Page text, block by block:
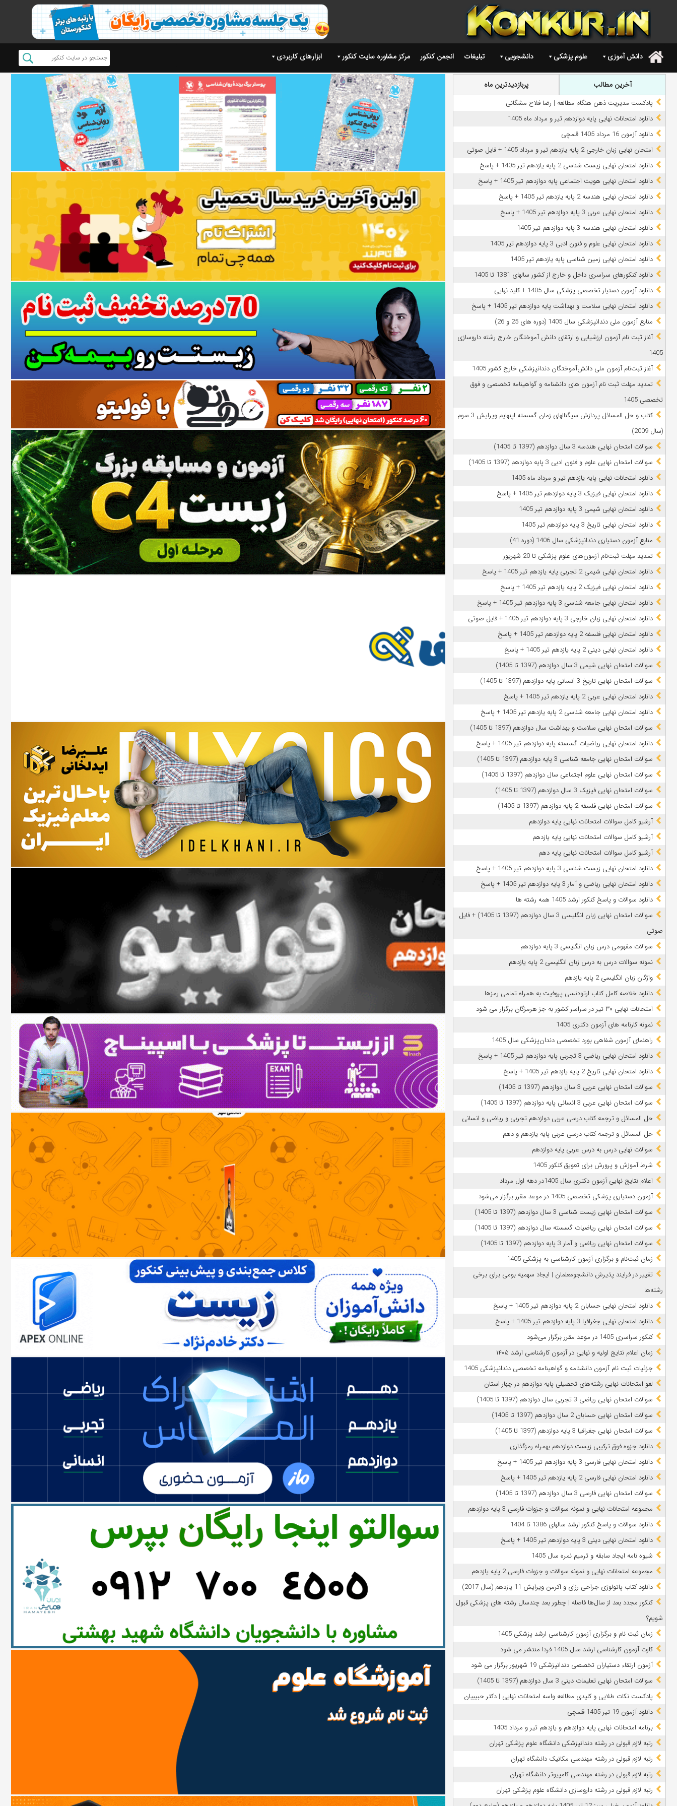
. دانش آموزی علوم پزشکی دانشجویی تبلیغات انجمن کنکور مرکز مشاوره سایت کنکور ابزارهای کاربردی
آخرین مطالب پربازدیدترین ماه
پادکست مدیریت ذهن هنگام مطالعه | رضا فلاح مشگانی
دانلود امتحانات نهایی پایه دوازدهم تیر و مرداد ماه 1405
دانلود آزمون 16 مرداد 1405 قلمچی
امتحان نهایی زبان خارجی 2 پایه یازدهم تیر و مرداد 1405 + فایل صوتی
دانلود امتحان نهایی زیست شناسی 2 پایه یازدهم تیر 1405 + پاسخ
دانلود امتحان نهایی هویت اجتماعی پایه دوازدهم تیر 1405 + پاسخ
دانلود امتحان نهایی هندسه 2 پایه یازدهم تیر 1405 + پاسخ
دانلود امتحان نهایی عربی 3 پایه دوازدهم تیر 1405 + پاسخ
دانلود امتحان نهایی هندسه 3 پایه دوازدهم تیر 1405
دانلود امتحان نهایی علوم و فنون ادبی 3 پایه دوازدهم تیر 1405
دانلود امتحان نهایی زمین شناسی پایه یازدهم تیر 1405
دانلود کنکورهای سراسری داخل و خارج از کشور سالهای 1381 تا 1405
دانلود آزمون دستیار تخصصی پزشکی سال 1405 + کلید نهایی
دانلود امتحان نهایی سلامت و بهداشت پایه دوازدهم تیر 1405 + پاسخ
ﻣﻨﺎﺑﻊ آزﻣﻮن ﻣﻠﯽ دندانپزشکی سال 1405 (دوره های 25 و 26)
آغاز ثبت نام آزمون‌ ارزشیابی و ارتقای دانش آموختگان خارج رشته داروسازی
1405
آغاز ثبت‌نام آزمون ملی دانش‌آموختگان دندانپزشکی خارج کشور 1405
تمدید مهلت ثبت نام آزمون های دانشنامه و گواهینامه تخصصی و فوق
تخصصی 1405
کتاب و حل المسائل پردازش سیگنالهای زمان گسسته اپنهایم ویرایش 3 سوم
(سال 2009)
سوالات امتحان نهایی هندسه 3 سال دوازدهم (1397 تا 1405)
سوالات امتحان نهایی علوم و فنون ادبی 3 پایه دوازدهم (1397 تا 1405)
دانلود امتحانات نهایی پایه یازدهم تیر و مرداد ماه 1405
دانلود امتحان نهایی فیزیک 3 پایه دوازدهم تیر 1405 + پاسخ
دانلود امتحان نهایی شیمی 3 پایه دوازدهم تیر 1405
دانلود امتحان نهایی تاریخ 3 پایه دوازدهم تیر 1405
منابع آزمون دستیاری دندانپزشکی سال 1406 (دوره 41)
تمدید مهلت ثبت‌نام آزمون‌های علوم پزشکی تا 20 شهریور
دانلود امتحان نهایی شیمی 2 تجربی پایه یازدهم تیر 1405 + پاسخ
دانلود امتحان نهایی فیزیک 2 پایه یازدهم تیر 1405 + پاسخ
دانلود امتحان نهایی جامعه شناسی 3 پایه دوازدهم تیر 1405 + پاسخ
دانلود امتحان نهایی زبان خارجی 3 پایه دوازدهم تیر 1405 + فایل صوتی
دانلود امتحان نهایی فلسفه 2 پایه دوازدهم تیر 1405 + پاسخ
دانلود امتحان نهایی دینی 2 پایه یازدهم تیر 1405 + پاسخ
سوالات امتحان نهایی شیمی 3 سال دوازدهم (1397 تا 1405)
سوالات امتحان نهایی تاریخ 3 انسانی پایه دوازدهم (1397 تا 1405)
دانلود امتحان نهایی عربی 2 پایه یازدهم تیر 1405 + پاسخ
دانلود امتحان نهایی جامعه شناسی 2 پایه یازدهم تیر 1405 + پاسخ
سوالات امتحان نهایی سلامت و بهداشت سال دوازدهم (1397 تا 1405)
دانلود امتحان نهایی ریاضیات گسسته پایه دوازدهم تیر 1405 + پاسخ
سوالات امتحان نهایی جامعه شناسی 3 پایه دوازدهم (1397 تا 1405)
سوالات امتحان نهایی علوم اجتماعی سال دوازدهم (1397 تا 1405)
سوالات امتحان نهایی فیزیک 3 سال دوازدهم (1397 تا 1405)
سوالات امتحان نهایی فلسفه 2 پایه دوازدهم (1397 تا 1405)
آرشیو کامل سوالات امتحانات نهایی پایه دوازدهم
آرشیو کامل سوالات امتحانات نهایی پایه یازدهم
آرشیو کامل سوالات امتحانات نهایی پایه دهم
دانلود امتحان نهایی زیست شناسی 3 پایه دوازدهم تیر 1405 + پاسخ
دانلود امتحان نهایی ریاضی و آمار 3 پایه دوازدهم تیر 1405 + پاسخ
دانلود سوالات و پاسخ کنکور ارشد 1405 همه رشته ها
سوالات امتحان نهایی زبان انگلیسی 3 سال دوازدهم (1397 تا 1405) + فایل
صوتی
سوالات مفهومی درس زبان انگلیسی 3 پایه دوازدهم
نمونه سوالات درس به درس زبان انگلیسی 2 پایه یازدهم
واژگان زبان انگلیسی 2 پایه یازدهم
دانلود خلاصه کامل کتاب ارتودنسی پروفیت به همراه تمامی رمزها
امتحانات نهایی ۳۰ تیر در سراسر کشور به جز هرمزگان برگزار می شود
نمونه کارنامه های آزمون دکتری 1405
راهنمای آزمون شفاهی بورد تخصصی دندان‌پزشکی سال 1405
دانلود امتحان نهایی ریاضی 3 تجربی پایه دوازدهم تیر 1405 + پاسخ
دانلود امتحان نهایی تاریخ 2 پایه یازدهم تیر 1405 + پاسخ
سوالات امتحان نهایی عربی 3 سال دوازدهم (1397 تا 1405)
سوالات امتحان نهایی عربی 3 انسانی پایه دوازدهم (1397 تا 1405)
حل المسائل و ترجمه کتاب درسی عربی دوازدهم تجربی و ریاضی و انسانی
حل المسائل و ترجمه کتاب درسی عربی پایه یازدهم و دهم
سوالات نهایی درس به درس عربی پایه دوازدهم
شرط آموزش و پرورش برای تعویق کنکور 1405
اعلام نتایج نهایی آزمون دکتری سال 1405در دهه اول مرداد
آزمون دستیاری پزشکی تخصصی 1405 در موعد مقرر برگزار می‌شود
سوالات امتحان نهایی زیست شناسی 3 سال دوازدهم (1397 تا 1405)
سوالات امتحان نهایی ریاضیات گسسته سال دوازدهم (1397 تا 1405)
سوالات امتحان نهایی ریاضی و آمار 3 پایه دوازدهم (1397 تا 1405)
زمان ثبت‌نام و برگزاری آزمون کارشناسی به پزشکی 1405
تغییر در فرایند پذیرش دانشجومعلمان | ایجاد سهمیه بومی برای برخی
رشته‌ها
دانلود امتحان نهایی حسابان 2 پایه دوازدهم تیر 1405 + پاسخ
دانلود امتحان نهایی جغرافیا 3 پایه دوازدهم تیر 1405 + پاسخ
کنکور سراسری 1405 در موعد مقرر برگزار می‌شود
زمان اعلام نتایج اولیه و نهایی در آزمون کارشناسی ارشد ۱۴۰۵
جزئیات ثبت نام آزمون دانشنامه و گواهینامه تخصصی دندانپزشکی 1405
لغو امتحانات نهایی رشته‌های تحصیلی پایه دوازدهم در چهار استان
سوالات امتحان نهایی ریاضی 3 تجربی سال دوازدهم (1397 تا 1405)
سوالات امتحان نهایی حسابان 2 سال دوازدهم (1397 تا 1405)
سوالات امتحان نهایی جغرافیا 3 پایه دوازدهم (1397 تا 1405)
دانلود جزوه فوق ترکیبی زیست دوازدهم بهمراه رمزگذاری
دانلود امتحان نهایی فارسی 3 پایه دوازدهم تیر 1405 + پاسخ
دانلود امتحان نهایی فارسی 2 پایه یازدهم تیر 1405 + پاسخ
سوالات امتحان نهایی فارسی 3 سال دوازدهم (1397 تا 1405)
مجموعه امتحانات نهایی و نمونه سوالات و جزوات فارسی 3 پایه دوازدهم
دانلود سوالات و پاسخ کنکور ارشد سالهای 1386 تا 1404
دانلود امتحان نهایی دینی 3 پایه دوازدهم تیر 1405 + پاسخ
شیوه نامه ایجاد سابقه و ترمیم نمره سال 1405
مجموعه امتحانات نهایی و نمونه سوالات و جزوات فارسی 2 پایه یازدهم
دانلود کتاب پاتولوژی جراحی رزای و اکرمن ویرایش 11 یازدهم (سال 2017)
کنکور مجدد بعد از سال‌ها فاصله | چطور بعد چندسال رشته‌ های پزشکی قبول
شویم؟
زمان ثبت نام و برگزاری آزمون کارشناسی ارشد پزشکی 1405
کارت آزمون کارشناسی ارشد سال 1405 فردا منتشر می شود
آزمون ارتقاء دستیاران تخصصی دندانپزشکی 19 شهریور برگزار می شود
سوالات امتحان نهایی تعلیمات دینی 3 سال دوازدهم (1397 تا 1405)
پادکست نکات طلایی و کلیدی مطالعه واسه امتحانات نهایی | دکتر حبیبیان
دانلود آزمون 19 تیر 1405 قلمچی
برنامه امتحانات نهایی پایه دوازدهم و یازدهم تیر و مرداد 1405
رتبه لازم قبولی در رشته دندانپزشکی دانشگاه علوم پزشکی تهران
رتبه لازم قبولی در رشته مهندسی مکانیک دانشگاه تهران
رتبه لازم قبولی در رشته مهندسی کامپیوتر دانشگاه تهران
رتبه لازم قبولی در رشته داروسازی دانشگاه علوم پزشکی تهران